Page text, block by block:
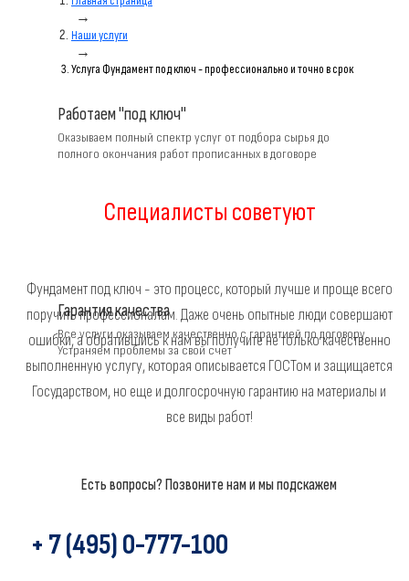
Работаем "под ключ"
Оказываем полный спектр услуг от подбора сырья до
полного окончания работ прописанных в договоре
Гарантия качества
Все услуги оказываем качественно с гарантией по договору.
Устраняем проблемы за свой счет
→
Наши услуги
→
Услуга Фундамент под ключ - профессионально и точно в срок
Специалисты советуют
Фундамент под ключ - это процесс, который лучше и проще всего
поручить профессионалам. Даже очень опытные люди совершают
ошибки, а обратившись к нам вы получите не только качественно
выполненную услугу, которая описывается ГОСТом и защищается
Государством, но еще и долгосрочную гарантию на материалы и
все виды работ!
Есть вопросы? Позвоните нам и мы подскажем
+ 7 (495) 0-777-100